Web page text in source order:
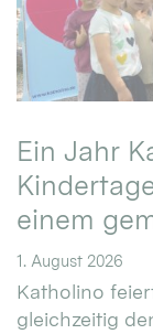
Ein Jahr
einem
1. August 2026
Katholino
gleichzeitig